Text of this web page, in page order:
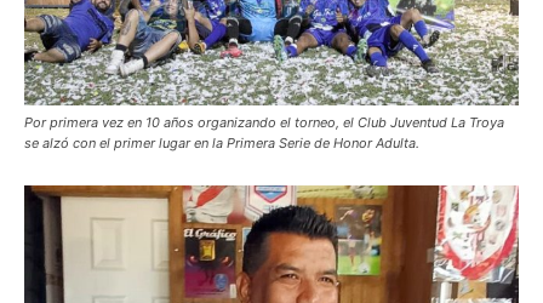
Por primera vez en 10 años organizando el torneo, el Club Juventud La Troya
se alzó con el primer lugar en la Primera Serie de Honor Adulta.